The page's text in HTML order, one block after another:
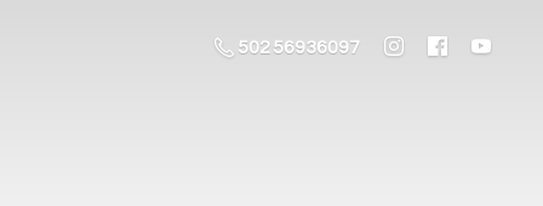
502 56936097